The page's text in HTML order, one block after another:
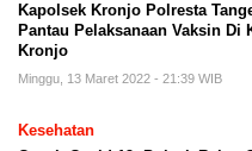
Kapolsek Kronjo Polresta
Pantau Pelaksanaan Vaksin Di
Kronjo
Minggu, 13 Maret 2022 - 21:39 WIB
Kesehatan